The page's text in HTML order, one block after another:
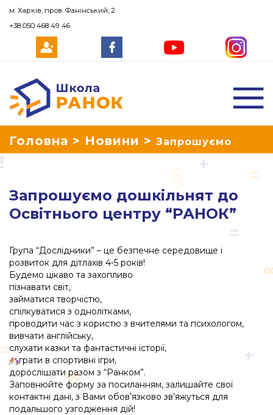
Школа Ранок
Головна > Новини > Запрошуємо
“РАНОК”
Запрошуємо дошкільнят до
Освітнього центру “РАНОК”
Група “Дослідники” – це безпечне середовище і
розвиток для дітлахів 4-5 років!
Будемо цікаво та захопливо
пізнавати світ,
займатися творчістю,
спілкуватися з однолітками,
проводити час з користю з вчителями та психологом,
вивчати англійську,
слухати казки та фантастичні історії,
грати в спортивні ігри,
дорослішати разом з “Ранком”.
Заповнюйте форму за посиланням, залишайте свої
контактні дані, з Вами обов’язково зв’яжуться для
подальшого узгодження дій!
м. Харків, пров. Фанінський, 2
+38 050 468 49 46